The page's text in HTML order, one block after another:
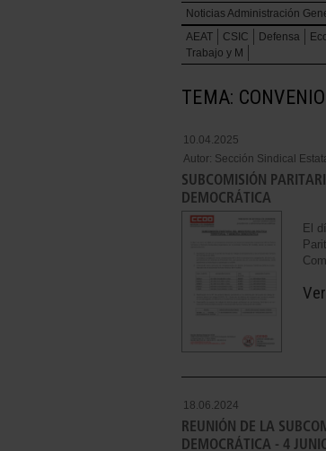
Noticias Administración
AEAT
CSIC Defensa
Trabajo y M
TEMA:
10.04.2025
Autor: Sección Sindical
SUBCOMISIÓN
DEMOCRÁTICA
El
18.06.2024
REUNIÓN DE LA
DEMOCRÁTICA - 4